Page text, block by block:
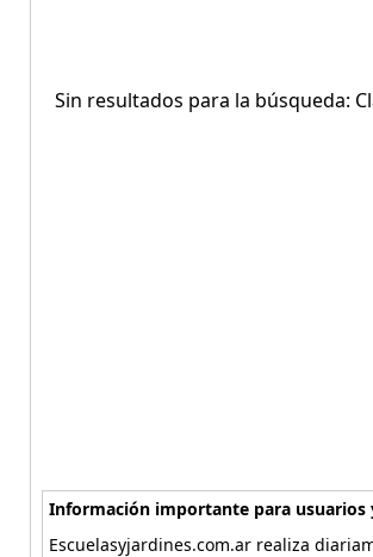
Sin resultados para la búsqueda:
Información importante para usuarios
Escuelasyjardines.com.ar realiza